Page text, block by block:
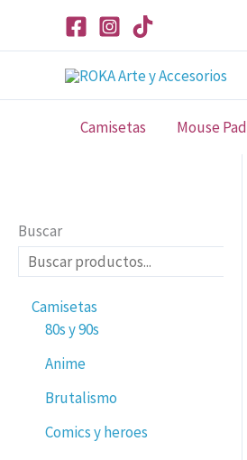
Camisetas Mouse Pad
Buscar
Camisetas
80s y 90s
Anime
Brutalismo
Comics y heroes